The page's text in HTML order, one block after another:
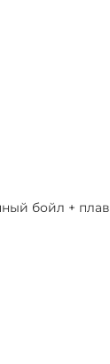
бойл +